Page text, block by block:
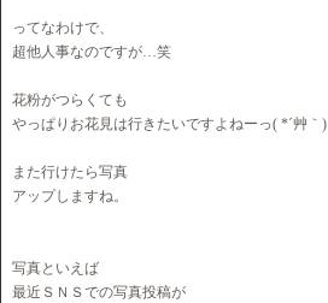
ってなわけで、
超他人事なのですが…笑
花粉がつらくても
やっぱりお花見は行きたいですよねーっ( *´艸｀)
また行けたら写真
アップしますね。
写真といえば
最近ＳＮＳでの写真投稿が